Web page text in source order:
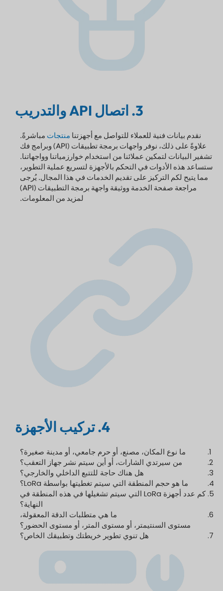
3. اتصال API والتدريب
نقدم بيانات فنية للعملاء للتواصل مع أجهزتنا منتجات مباشرةً.
علاوةً على ذلك، نوفر واجهات برمجة تطبيقات (API) وبرامج فك
تشفير البيانات لتمكين عملائنا من استخدام خوارزمياتنا وواجهاتنا.
ستساعد هذه الأدوات في التحكم بالأجهزة لتسريع عملية التطوير،
مما يتيح لكم التركيز على تقديم الخدمات في هذا المجال. يُرجى
مراجعة صفحة الخدمة ووثيقة واجهة برمجة التطبيقات (API)
لمزيد من المعلومات.
4. تركيب الأجهزة
ما نوع المكان، مصنع، أو حرم جامعي، أو مدينة صغيرة؟
من سيرتدي الشارات، أو أين سيتم نشر جهاز التعقب؟
هل هناك حاجة للتتبع الداخلي والخارجي؟
ما هو حجم المنطقة التي سيتم تغطيتها بواسطة LoRa؟
كم عدد أجهزة LoRa التي سيتم تشغيلها في هذه المنطقة في
النهاية؟
ما هي متطلبات الدقة المعقولة،
مستوى السنتيمتر، أو مستوى المتر، أو مستوى الحضور؟
هل تنوي تطوير خريطتك وتطبيقك الخاص؟